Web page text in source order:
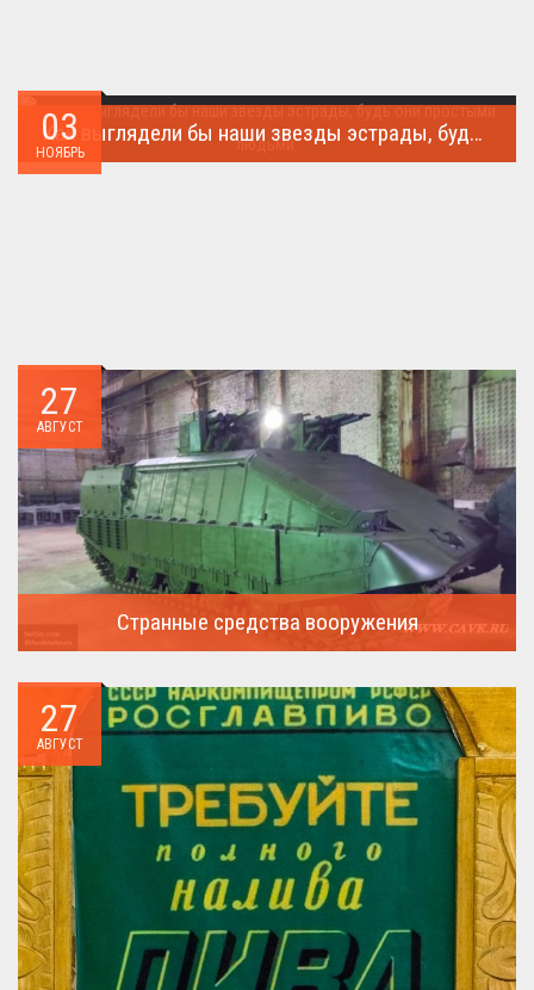
03
НОЯБРЬ
Как выглядели бы наши звезды эстрады, будь они простыми людьми.
27
АВГУСТ
Странные средства вооружения
27
АВГУСТ